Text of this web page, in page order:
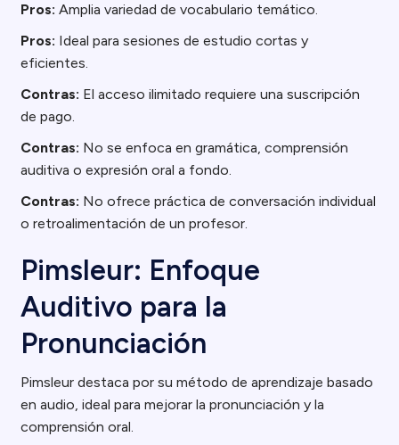
Pros: Amplia variedad de vocabulario temático.
Pros: Ideal para sesiones de estudio cortas y
eficientes.
Contras: El acceso ilimitado requiere una suscripción
de pago.
Contras: No se enfoca en gramática, comprensión
auditiva o expresión oral a fondo.
Contras: No ofrece práctica de conversación individual
o retroalimentación de un profesor.
Pimsleur: Enfoque
Auditivo para la
Pronunciación
Pimsleur destaca por su método de aprendizaje basado
en audio, ideal para mejorar la pronunciación y la
comprensión oral.